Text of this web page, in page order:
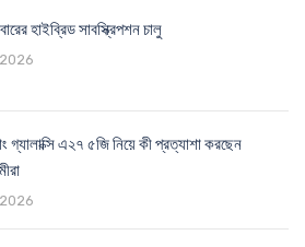
হাইব্রিড সাবস্ক্রিপশন চালু
গ্যালাক্সি এ২৭ ৫জি নিয়ে কী প্রত্যাশা করছেন